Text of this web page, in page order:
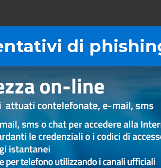
Altri articoli
CULTURA
ED
EVENTI
SOLIDARIETÀ
SOLIDARIETA
di